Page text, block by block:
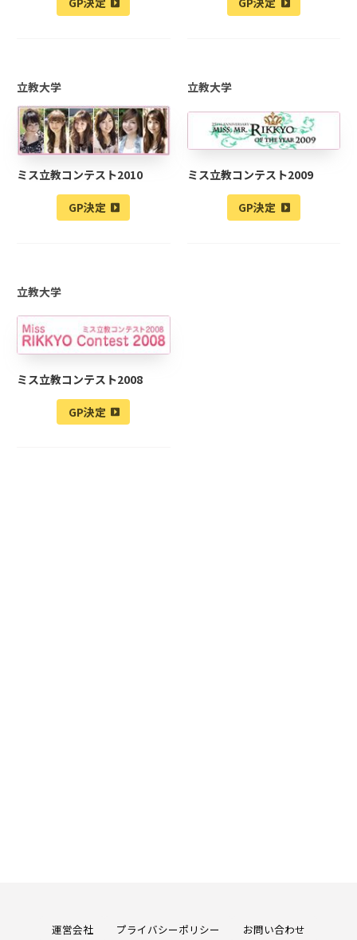
立教大学
ミス立教コンテスト2010
GP決定
立教大学
ミス立教コンテスト2009
GP決定
立教大学
ミス立教コンテスト2008
GP決定
運営会社 プライバシーポリシー お問い合わせ